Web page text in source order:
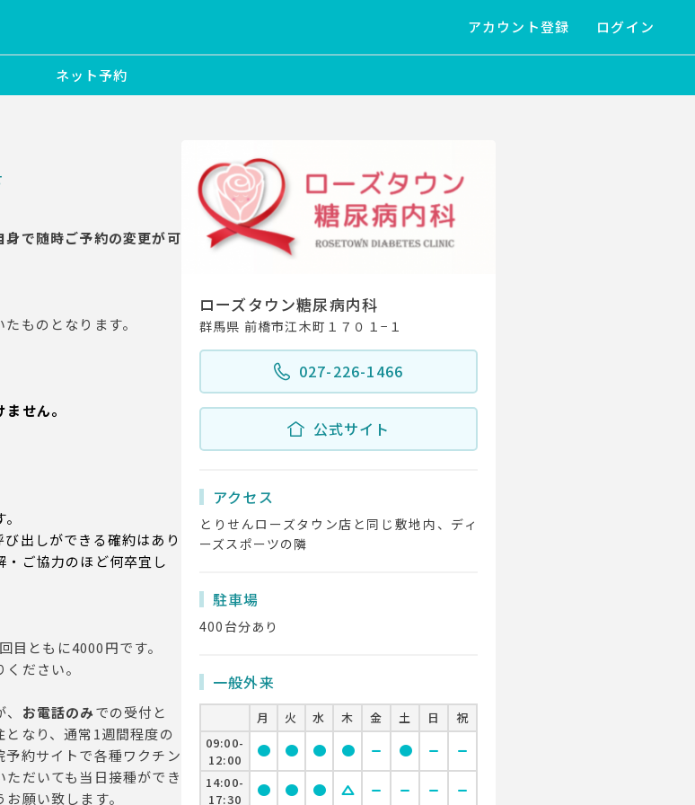
アカウント登録 ログイン
ネット予約
で随時ご予約の変更が可
ものとなります。
せん。
出しができる確約はあり
・ご協力のほど何卒宜し
目ともに4000円です。
ださい。
お電話のみでの受付と
なり、通常1週間程度の
約サイトで各種ワクチン
だいても当日接種ができ
願い致します。
ローズタウン糖尿病内科
群馬県 前橋市江木町１７０１−１
027-226-1466
公式サイト
アクセス
とりせんローズタウン店と同じ敷地内、ディ
ーズスポーツの隣
駐車場
400台分あり
一般外来
月 火 水 木 金 土 日
祝
09:00-
12:00
circle circle circle circle remove circle remove remove
14:00-
17:30
circle circle circle change_history remove remove remove remove